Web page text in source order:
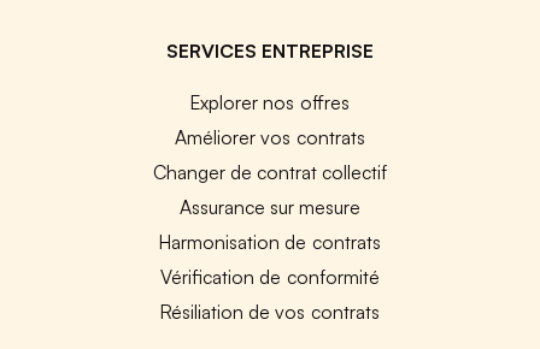
SERVICES ENTREPRISE
Explorer nos offres
Améliorer vos contrats
Changer de contrat collectif
Assurance sur mesure
Harmonisation de contrats
Vérification de conformité
Résiliation de vos contrats